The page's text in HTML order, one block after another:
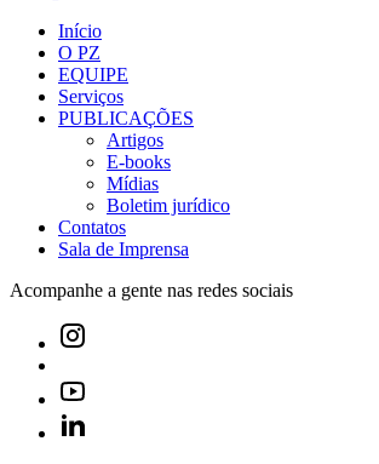
Início
O PZ
EQUIPE
Serviços
PUBLICAÇÕES
Artigos
E-books
Mídias
Boletim jurídico
Contatos
Sala de Imprensa
Acompanhe a gente nas redes sociais